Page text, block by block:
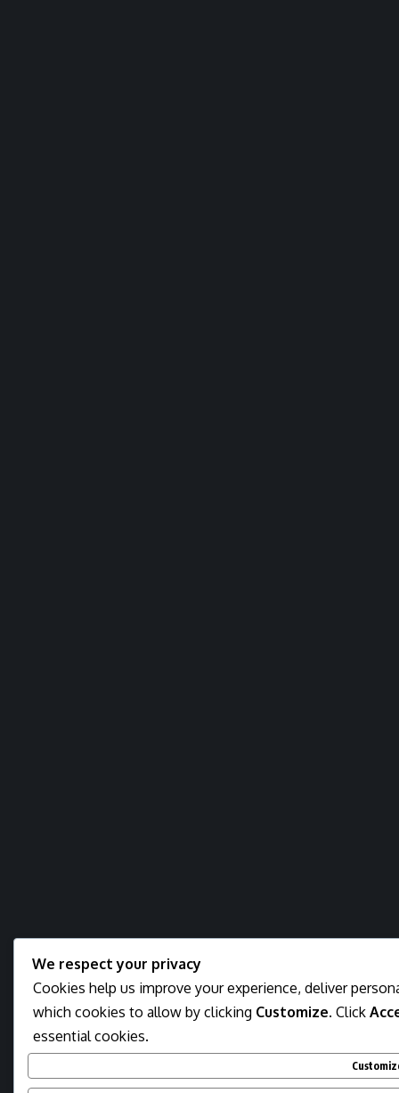
We respect your privacy
Cookies help us improve your experience, deliver
which cookies to allow by clicking Customize. Click
essential cookies.